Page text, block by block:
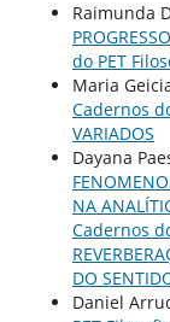
Raimunda
do PET
Maria
Cadernos
VARIADOS
Dayana
NA
Cadernos
DO
Daniel